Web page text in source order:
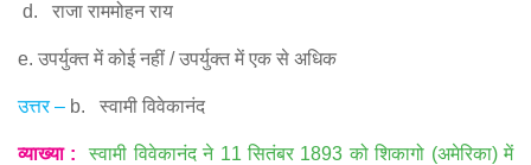
d. राजा राममोहन राय
e. उपर्युक्त में कोई नहीं /उपर्युक्त में एक से अधिक
उत्तर– b. स्वामी विवेकानंद
व्याख्या: स्वामी विवेकानंद ने11सितंबर1893को शिकागो (अमेरिका)में